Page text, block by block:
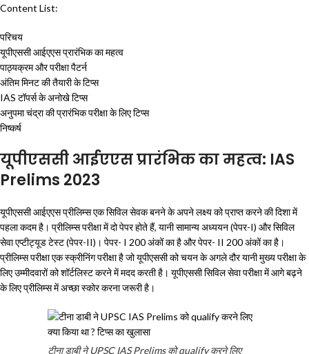
Content List:
परिचय
यूपीएससी आईएएस प्रारंभिक का महत्व
पाठ्यक्रम और परीक्षा पैटर्न
अंतिम मिनट की तैयारी के टिप्स
IAS टॉपर्स के अनोखे टिप्स
अनुपमा चंद्रा की प्रारंभिक परीक्षा के लिए टिप्स
निष्कर्ष
यूपीएससी आईएएस प्रारंभिक का महत्व: IAS
Prelims 2023
यूपीएससी आईएएस प्रीलिम्स एक सिविल सेवक बनने के अपने लक्ष्य को प्राप्त करने की दिशा में
पहला कदम है। प्रीलिम्स परीक्षा में दो पेपर होते हैं, यानी सामान्य अध्ययन (पेपर-I) और सिविल
सेवा एप्टीट्यूड टेस्ट (पेपर-II)। पेपर- I 200 अंकों का है और पेपर- II 200 अंकों का है।
प्रीलिम्स परीक्षा एक स्क्रीनिंग परीक्षा है जो यूपीएससी को चयन के अगले दौर यानी मुख्य परीक्षा के
लिए उम्मीदवारों को शॉर्टलिस्ट करने में मदद करती है। यूपीएससी सिविल सेवा परीक्षा में आगे बढ़ने
के लिए प्रीलिम्स में अच्छा स्कोर करना जरूरी है।
टीना डाबी ने UPSC IAS Prelims को qualify करने लिए